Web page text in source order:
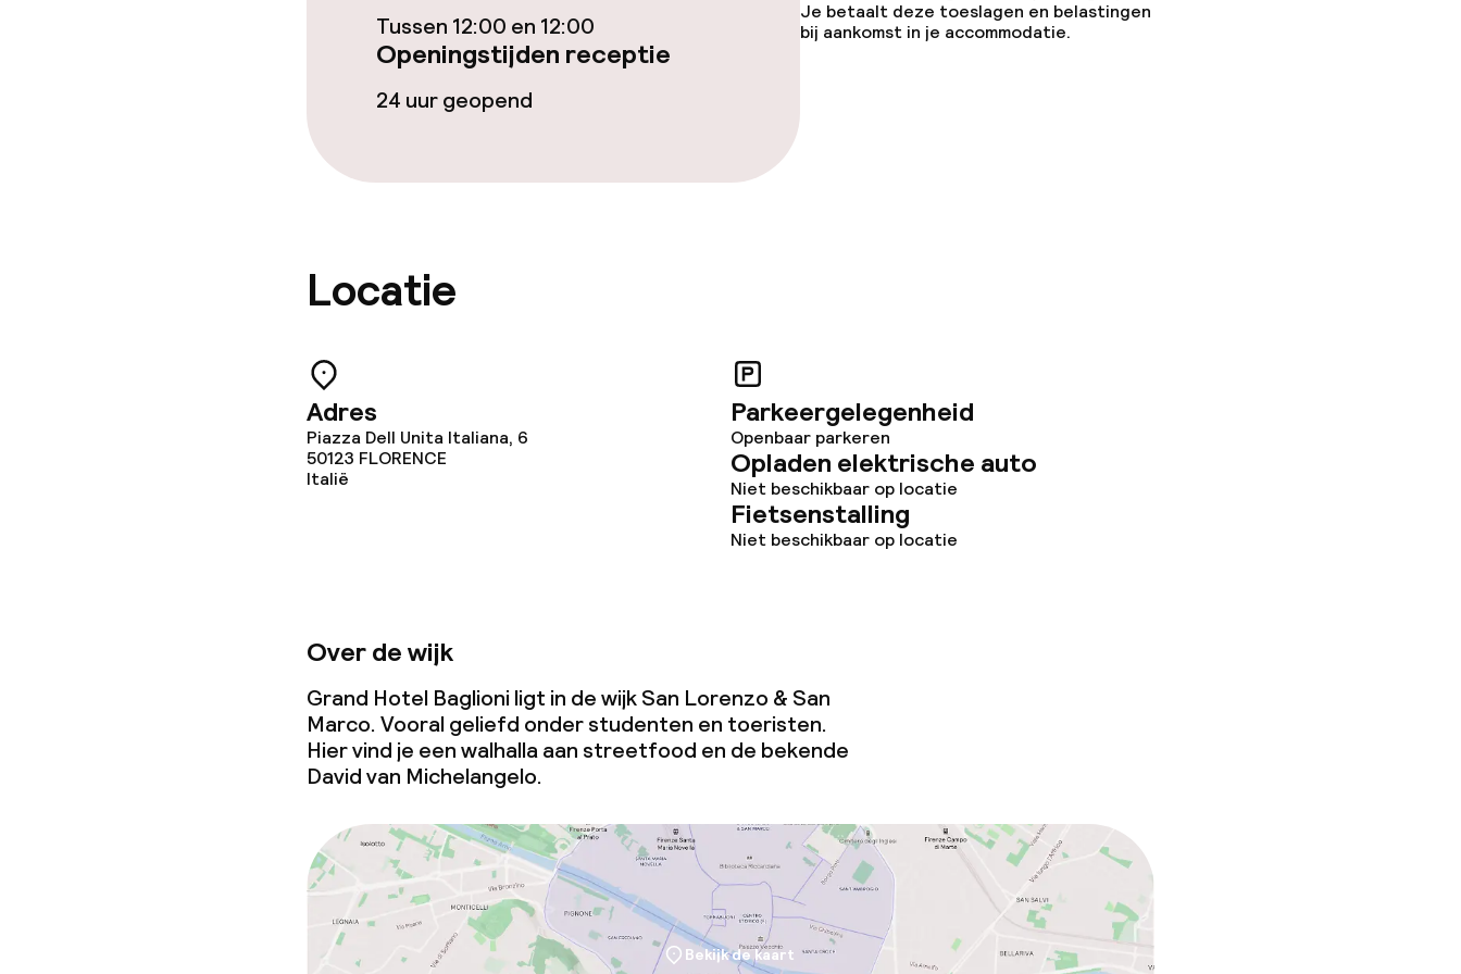
Dieetopties
Glutenvrije opties
Faciliteiten en diensten voor kinderen
Schoonmaakvoorzieningen
Wasservice
Vergaderruimte
Beleid
Overal rookvrij
Kleine huisdieren toegestaan
(minder dan de 5 kg)
Tussen 12:00 en 12:00
Openingstijden receptie
24 uur geopend
Je betaalt deze toeslagen en belastingen
bij aankomst in je accommodatie.
Locatie
Adres
Piazza Dell Unita Italiana, 6
50123 FLORENCE
Italië
Parkeergelegenheid
Openbaar parkeren
Opladen elektrische auto
Niet beschikbaar op locatie
Fietsenstalling
Niet beschikbaar op locatie
Over de wijk
Grand Hotel Baglioni ligt in de wijk San Lorenzo & San
Marco. Vooral geliefd onder studenten en toeristen.
Hier vind je een walhalla aan streetfood en de bekende
Davidvan Michelangelo.
Bekijk de kaart